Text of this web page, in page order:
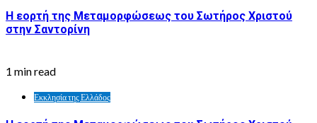
Η εορτή της Μεταμορφώσεως του Σωτήρος Χριστού
στην Σαντορίνη
1 min read
Εκκλησία της Ελλάδος